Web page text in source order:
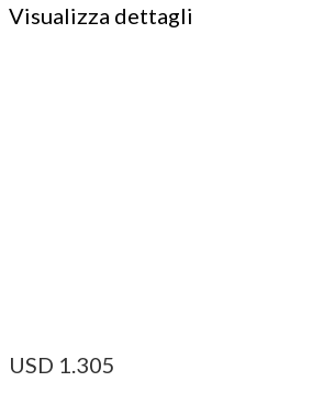
Visualizza dettagli
USD 1.305